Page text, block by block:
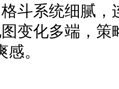
斗系统细腻
变化多端，
。